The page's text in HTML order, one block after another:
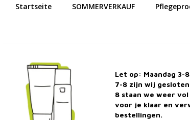
Startseite SOMMERVERKAUF
Let op: Maandag 3-
7-8 zijn wij
8 staan we weer
voor je klaar en
bestellingen.